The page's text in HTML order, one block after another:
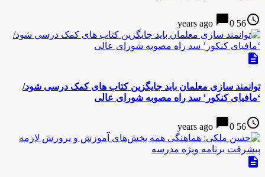
access_time
56 years ago
chat_bubble0
description
توانمند سازی معلمان باید جایگزین کتاب های کمک درسی شود/
‘مافیای کنکور’ سد راه مصوبه شورای عالی
access_time
56 years ago
chat_bubble0
description